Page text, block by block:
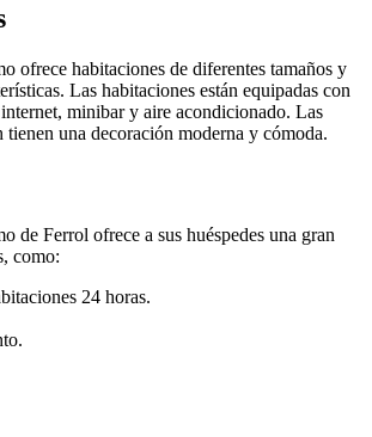
ofrece habitaciones de diferentes tamaños y
Las habitaciones están equipadas con
minibar y aire acondicionado. Las
tienen una decoración moderna y cómoda.
de Ferrol ofrece a sus huéspedes una gran
como:
24 horas.